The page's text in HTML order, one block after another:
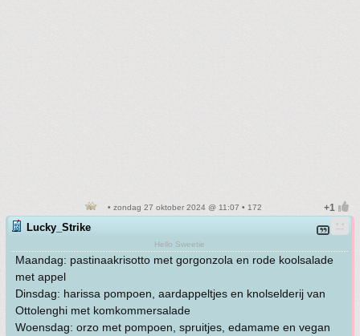
• zondag 27 oktober 2024 @ 11:07 • 172
Lucky_Strike
Hello Sweetie
Maandag: pastinaakrisotto met gorgonzola en rode koolsalade
met appel
Dinsdag: harissa pompoen, aardappeltjes en knolselderij van
Ottolenghi met komkommersalade
Woensdag: orzo met pompoen, spruitjes, edamame en vegan